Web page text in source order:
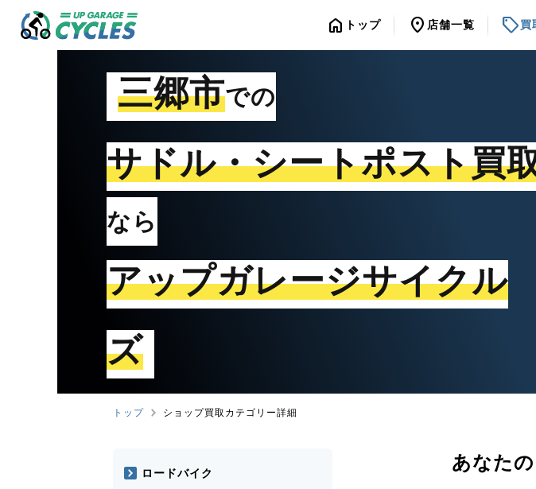
home トップ location_on 店舗一覧 sell買
三郷市での
サドル・シートポスト買
なら
アップガレージサイクル
ズ
トップ ショップ買取カテゴリー詳細
あなたの
ロードバイク